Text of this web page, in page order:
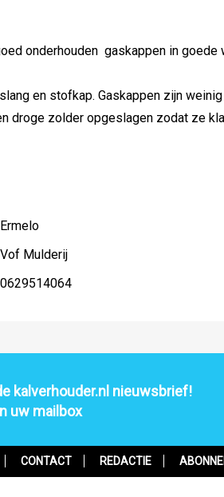
onderhouden gaskappen in
en stofkap. Gaskappen zijn
droge zolder opgeslagen zodat ze
Ermelo
Vof Mulderij
0629514064
kalverhouder.nl nieuwsbrief!
uw mailbox
CONTACT REDACTIE